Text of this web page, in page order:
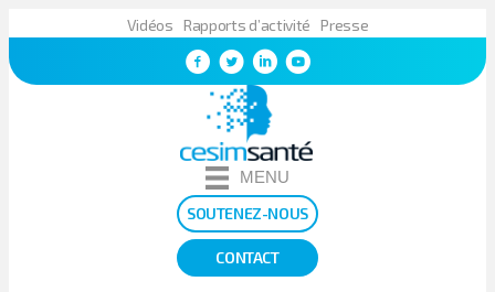
Vidéos Rapports d’activité Presse
MENU
SOUTENEZ-NOUS
CONTACT